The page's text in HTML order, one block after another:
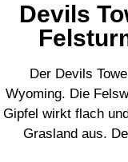
Devils
Der Devils
Wyoming. Die
Gipfel wirkt flach
Grasland aus.